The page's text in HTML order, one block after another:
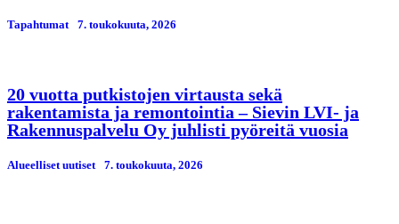
Tapahtumat 7. toukokuuta, 2026
20 vuotta putkistojen virtausta sekä
rakentamista ja remontointia – Sievin LVI- ja
Rakennuspalvelu Oy juhlisti pyöreitä vuosia
Alueelliset uutiset 7. toukokuuta, 2026